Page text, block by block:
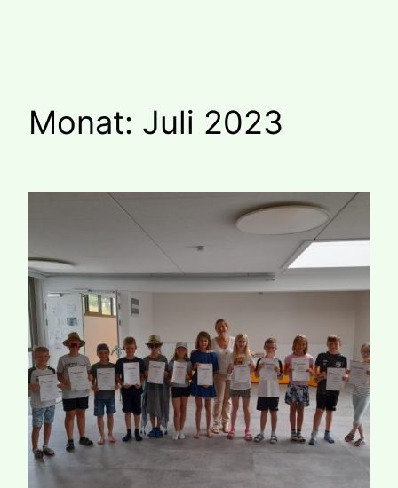
Monat: Juli 2023